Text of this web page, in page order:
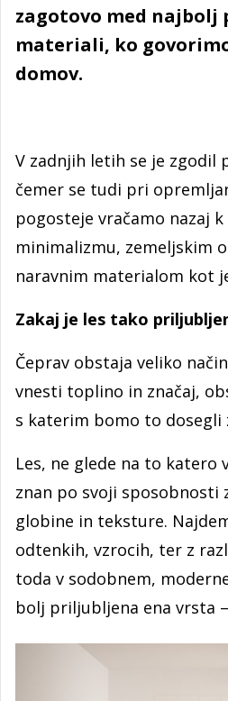
zagotovo med
materiali, ko
domov.
V zadnjih letih se je zgodil
čemer se tudi pri
pogosteje vračamo nazaj k
minimalizmu, zemeljskim
naravnim materialom kot
Zakaj je les tako
Čeprav obstaja veliko
vnesti toplino in značaj,
s katerim bomo to dosegli
Les, ne glede na to katero
znan po svoji sposobnosti
globine in teksture.
odtenkih, vzrocih, ter z
toda v sodobnem,
bolj priljubljena ena vrsta